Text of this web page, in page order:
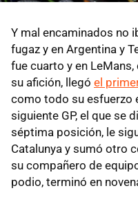
Y mal encaminados no
fugaz y en Argentina y
fue cuarto y en
su afición, llegó el
como todo su esfuerzo
siguiente GP, el que se
séptima posición, le
Catalunya y sumó otro
su compañero de
podio, terminó en